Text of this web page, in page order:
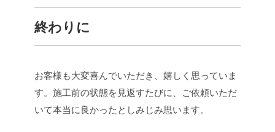
終わりに
お客様も大変喜んでいただき、嬉しく思っていま
す。施工前の状態を見返すたびに、ご依頼いただ
いて本当に良かったとしみじみ思います。